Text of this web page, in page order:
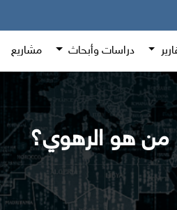
دراسات وأبحاث مشاريع
من هو الرهوي؟